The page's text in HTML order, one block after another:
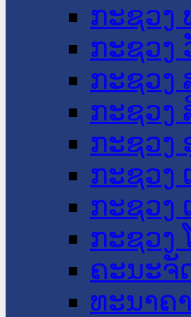
ກະຊວງ
ກະຊວງ
ກະຊວງ
ກະຊວງ
ກະຊວງ
ກະຊວງ
ກະຊວງ
ກະຊວງ
ຄະນະຈັ
ທະນາຄ